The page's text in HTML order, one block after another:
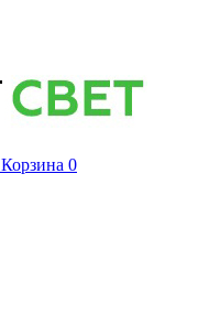
Корзина 0